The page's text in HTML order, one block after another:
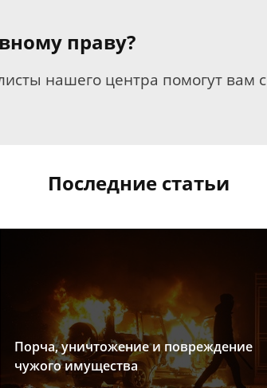
праву?
нашего центра помогут вам с
Последние статьи
Порча, уничтожение и повреждение
чужого имущества